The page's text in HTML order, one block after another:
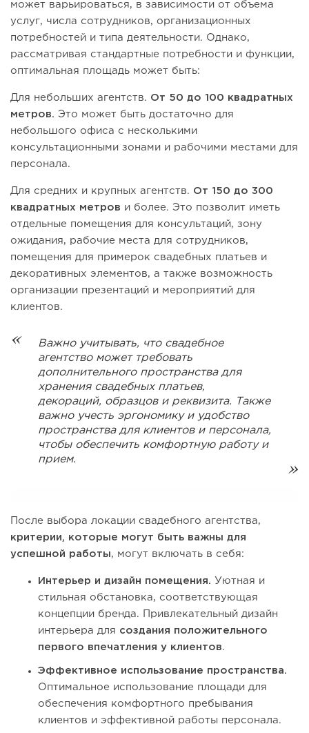
может варьироваться, в зависимости от объема
услуг, числа сотрудников, организационных
потребностей и типа деятельности. Однако,
рассматривая стандартные потребности и функции,
оптимальная площадь может быть:
Для небольших агентств. От 50 до 100 квадратных
метров. Это может быть достаточно для
небольшого офиса с несколькими
консультационными зонами и рабочими местами для
персонала.
Для средних и крупных агентств. От 150 до 300
квадратных метров и более. Это позволит иметь
отдельные помещения для консультаций, зону
ожидания, рабочие места для сотрудников,
помещения для примерок свадебных платьев и
декоративных элементов, а также возможность
организации презентаций и мероприятий для
клиентов.
Важно учитывать, что свадебное
агентство может требовать
дополнительного пространства для
хранения свадебных платьев,
декораций, образцов и реквизита. Также
важно учесть эргономику и удобство
пространства для клиентов и персонала,
чтобы обеспечить комфортную работу и
прием.
После выбора локации свадебного агентства,
критерии, которые могут быть важны для
успешной работы, могут включать в себя:
Интерьер и дизайн помещения. Уютная и
стильная обстановка, соответствующая
концепции бренда. Привлекательный дизайн
интерьера для создания положительного
первого впечатления у клиентов.
Эффективное использование пространства.
Оптимальное использование площади для
обеспечения комфортного пребывания
клиентов и эффективной работы персонала.